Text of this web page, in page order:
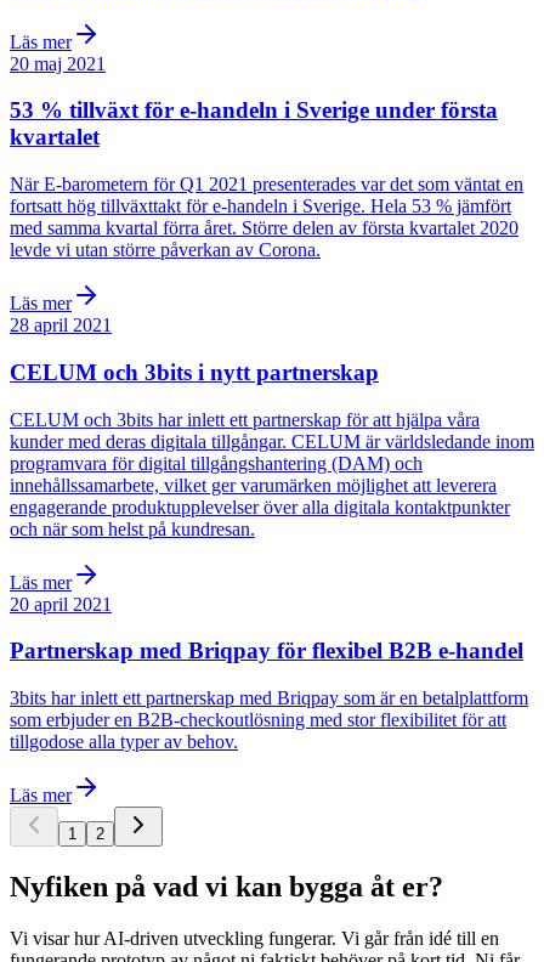
Läs mer
20 maj 2021
53 % tillväxt för e-handeln i Sverige under första
kvartalet
När E-barometern för Q1 2021 presenterades var det som väntat en
fortsatt hög tillväxttakt för e-handeln i Sverige. Hela 53 % jämfört
med samma kvartal förra året. Större delen av första kvartalet 2020
levde vi utan större påverkan av Corona.
Läs mer
28 april 2021
CELUM och 3bits i nytt partnerskap
CELUM och 3bits har inlett ett partnerskap för att hjälpa våra
kunder med deras digitala tillgångar. CELUM är världsledande inom
programvara för digital tillgångshantering (DAM) och
innehållssamarbete, vilket ger varumärken möjlighet att leverera
engagerande produktupplevelser över alla digitala kontaktpunkter
och när som helst på kundresan.
Läs mer
20 april 2021
Partnerskap med Briqpay för flexibel B2B e-handel
3bits har inlett ett partnerskap med Briqpay som är en betalplattform
som erbjuder en B2B-checkoutlösning med stor flexibilitet för att
tillgodose alla typer av behov.
Läs mer
1 2
Nyfiken på vad vi kan bygga åt er?
Vi visar hur AI-driven utveckling fungerar. Vi går från idé till en